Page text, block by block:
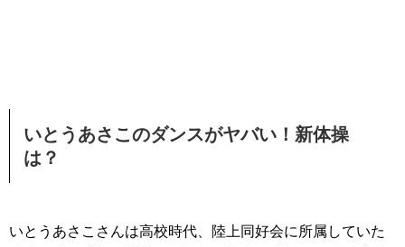
いとうあさこのダンスがヤバい！新体操
は？
いとうあさこさんは高校時代、陸上同好会に所属していた